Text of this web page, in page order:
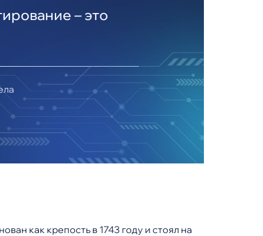
– это
как крепость в 1743 году и стоял на